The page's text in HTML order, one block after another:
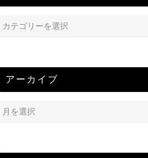
アーカイブ